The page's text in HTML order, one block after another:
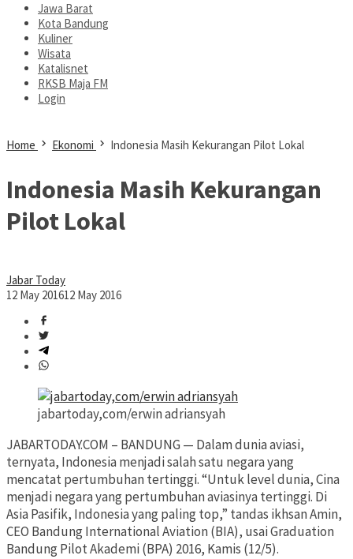
Jawa Barat
Kota Bandung
Kuliner
Wisata
Katalisnet
RKSB Maja FM
Login
Home Ekonomi Indonesia Masih Kekurangan Pilot Lokal
Indonesia Masih Kekurangan
Pilot Lokal
Jabar Today
12 May 201612 May 2016
jabartoday,com/erwin adriansyah
JABARTODAY.COM – BANDUNG — Dalam dunia aviasi,
ternyata, Indonesia menjadi salah satu negara yang
mencatat pertumbuhan tertinggi. “Untuk level dunia, Cina
menjadi negara yang pertumbuhan aviasinya tertinggi. Di
Asia Pasifik, Indonesia yang paling top,” tandas ikhsan Amin,
CEO Bandung International Aviation (BIA), usai Graduation
Bandung Pilot Akademi (BPA) 2016, Kamis (12/5).